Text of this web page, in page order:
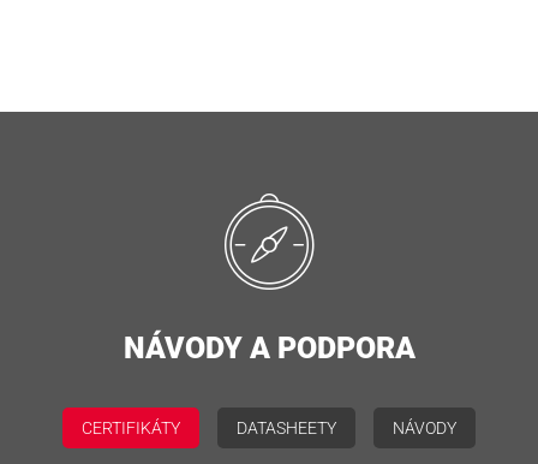
NÁVODY A PODPORA
CERTIFIKÁTY DATASHEETY NÁVODY